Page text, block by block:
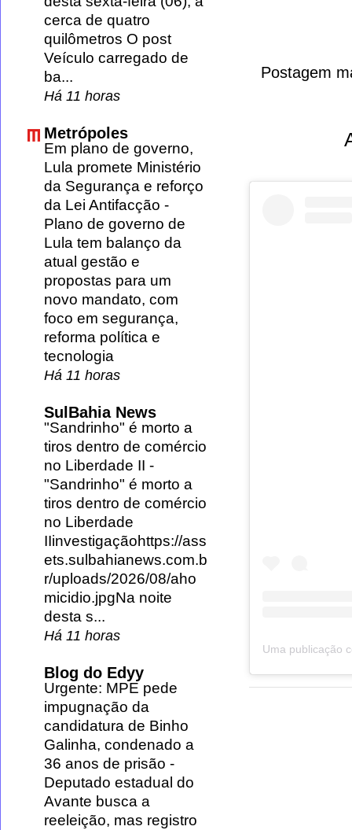
Postagem
cerca de quatro
quilômetros O post
Veículo carregado de
ba...
Há 11 horas
Metrópoles
Em plano de governo,
Lula promete Ministério
da Segurança e reforço
da Lei Antifacção -
Plano de governo de
Lula tem balanço da
atual gestão e
propostas para um
novo mandato, com
foco em segurança,
reforma política e
tecnologia
Há 11 horas
SulBahia News
"Sandrinho" é morto a
tiros dentro de comércio
no Liberdade II -
"Sandrinho" é morto a
tiros dentro de comércio
no Liberdade
IIinvestigaçãohttps://ass
ets.sulbahianews.com.b
r/uploads/2026/08/aho
micidio.jpgNa noite
desta s...
Há 11 horas
Blog do Edyy
Urgente: MPE pede
impugnação da
candidatura de Binho
Galinha, condenado a
36 anos de prisão -
Deputado estadual do
Avante busca a
reeleição, mas registro